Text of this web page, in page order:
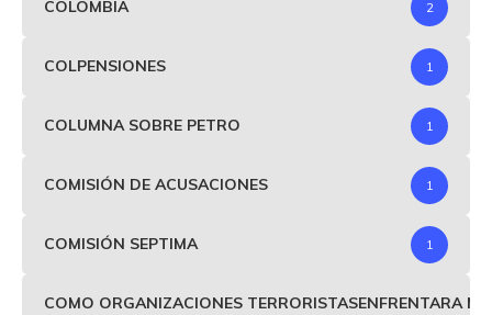
COLOMBIA 2
COLPENSIONES 1
COLUMNA SOBRE PETRO 1
COMISIÓN DE ACUSACIONES 1
COMISIÓN SEPTIMA 1
COMO ORGANIZACIONES TERRORISTASENFRENTARA